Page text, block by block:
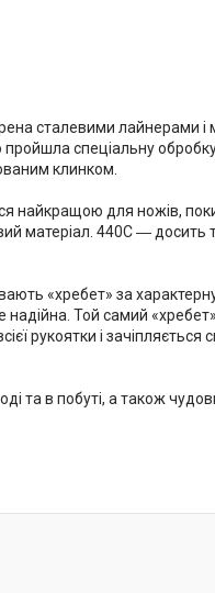
сталевими лайнерами і
спеціальну
клинком.
найкращою для ножів, поки
матеріал. 440С ― досить
«хребет» за
Той самий
рукоятки і зачіпляється
та в побуті, а також